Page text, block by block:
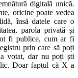
digitală unică.
oricine poate vedea
însă datele care o
parola privată și
fi publice, cum ar fi
prin care să poți
votat, dar nu poți ști
Doar faptul că X a